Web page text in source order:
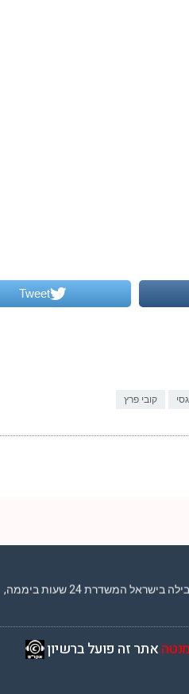
Tweet
קובי פרץ
המשדרת 24 שעות ביממה,
אתר זה פועל ברשיון